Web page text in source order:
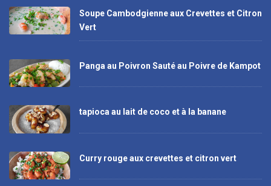
Soupe Cambodgienne aux Crevettes et Citron
Vert
Panga au Poivron Sauté au Poivre de Kampot
tapioca au lait de coco et à la banane
Curry rouge aux crevettes et citron vert